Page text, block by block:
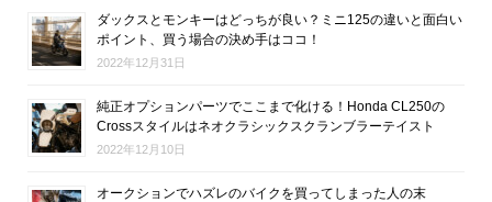
ダックスとモンキーはどっちが良い？ミニ125の違いと面白い
ポイント、買う場合の決め手はココ！
2022年12月31日
純正オプションパーツでここまで化ける！Honda CL250の
Crossスタイルはネオクラシックスクランブラーテイスト
2022年12月10日
オークションでハズレのバイクを買ってしまった人の末